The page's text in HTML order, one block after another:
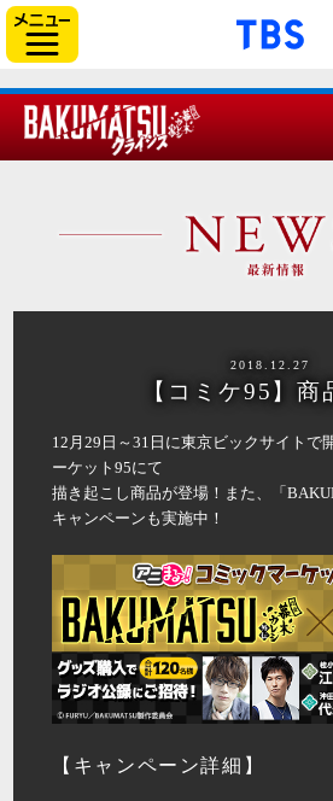
2018.12.27
【コミケ95】商
12月29日～31日に東京ビックサイトで
ーケット95にて
描き起こし商品が登場！また、「
キャンペーンも実施中！
【キャンペーン詳細】